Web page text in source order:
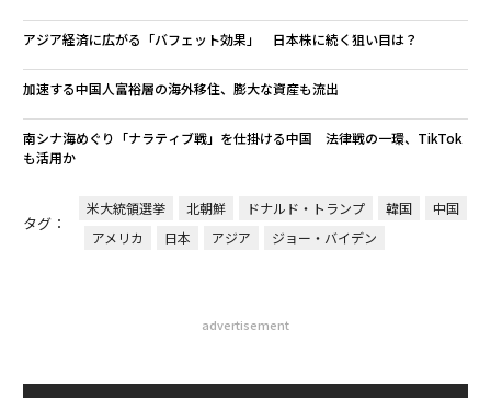
アジア経済に広がる「バフェット効果」 日本株に続く狙い目は？
加速する中国人富裕層の海外移住、膨大な資産も流出
南シナ海めぐり「ナラティブ戦」を仕掛ける中国 法律戦の一環、TikTok
も活用か
タグ：
米大統領選挙 北朝鮮 ドナルド・トランプ 韓国
中国
アメリカ
日本 アジア ジョー・バイデン
advertisement